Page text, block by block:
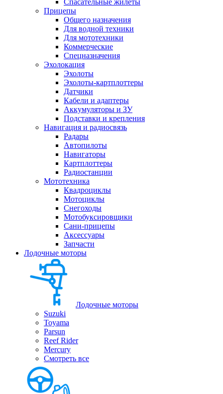
Спасательные жилеты
Прицепы
Общего назначения
Для водной техники
Для мототехники
Коммерческие
Спецназначения
Эхолокация
Эхолоты
Эхолоты-картплоттеры
Датчики
Кабели и адаптеры
Аккумуляторы и ЗУ
Подставки и крепления
Навигация и радиосвязь
Радары
Автопилоты
Навигаторы
Картплоттеры
Радиостанции
Мототехника
Квадроциклы
Мотоциклы
Снегоходы
Мотобуксировщики
Сани-прицепы
Аксессуары
Запчасти
Лодочные моторы
Лодочные моторы
Suzuki
Toyama
Parsun
Reef Rider
Mercury
Смотреть все